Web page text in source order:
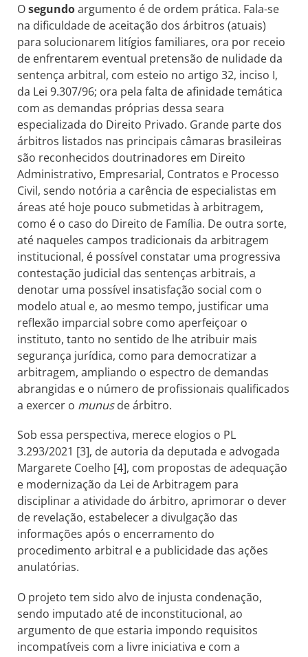
Osegundoargumento é de ordem prática. Fala-se
na dificuldade de aceitação dos árbitros (atuais)
para solucionarem litígios familiares, ora por receio
de enfrentarem eventual pretensão de nulidade da
sentença arbitral, com esteio no artigo 32, inciso I,
da Lei 9.307/96; ora pela falta de afinidade temática
com as demandas próprias dessa seara
especializada do Direito Privado. Grande parte dos
árbitros listados nas principais câmaras brasileiras
são reconhecidos doutrinadores em Direito
Administrativo, Empresarial, Contratos e Processo
Civil, sendo notória a carência de especialistas em
áreas até hoje pouco submetidas à arbitragem,
como é o caso do Direito de Família. De outra sorte,
até naqueles campos tradicionais da arbitragem
institucional, é possível constatar uma progressiva
contestação judicial das sentenças arbitrais, a
denotar uma possível insatisfação social com o
modelo atual e, ao mesmo tempo, justificar uma
reflexão imparcial sobre como aperfeiçoar o
instituto, tanto no sentido de lhe atribuir mais
segurança jurídica, como para democratizar a
arbitragem, ampliando o espectro de demandas
abrangidas e o número de profissionais qualificados
a exercer o munusde árbitro.
Sob essa perspectiva, merece elogios o PL
3.293/2021 [3], de autoria da deputada e advogada
Margarete Coelho [4], com propostas de adequação
e modernização da Lei de Arbitragem para
disciplinar a atividade do árbitro, aprimorar o dever
de revelação, estabelecer a divulgação das
informações após o encerramento do
procedimento arbitral e a publicidade das ações
anulatórias.
O projeto tem sido alvo de injusta condenação,
sendo imputado até de inconstitucional, ao
argumento de que estaria impondo requisitos
incompatíveis com a livre iniciativa e com a